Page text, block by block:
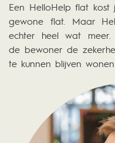
Een HelloHelp flat
gewone flat. Maar
echter heel wat
de bewoner de
te kunnen blijven